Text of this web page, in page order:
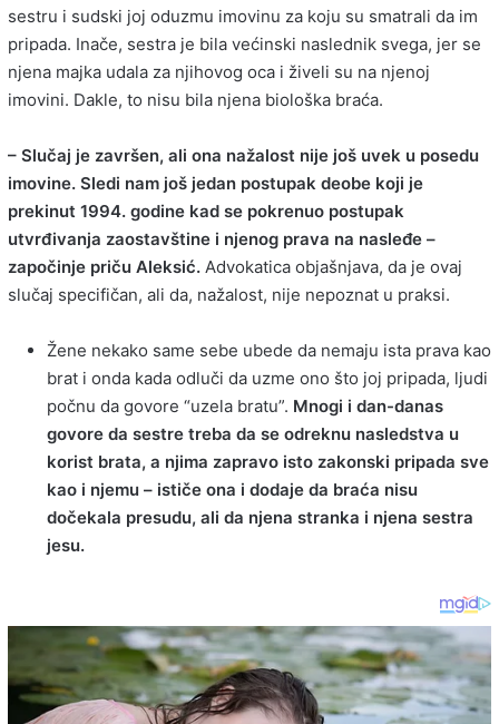
sestru i sudski joj oduzmu imovinu za koju su smatrali da im
pripada. Inače, sestra je bila većinski naslednik svega, jer se
njena majka udala za njihovog oca i živeli su na njenoj
imovini. Dakle, to nisu bila njena biološka braća.
– Slučaj je završen, ali ona nažalost nije još uvek u posedu
imovine. Sledi nam još jedan postupak deobe koji je
prekinut 1994. godine kad se pokrenuo postupak
utvrđivanja zaostavštine i njenog prava na nasleđe –
započinje priču Aleksić. Advokatica objašnjava, da je ovaj
slučaj specifičan, ali da, nažalost, nije nepoznat u praksi.
Žene nekako same sebe ubede da nemaju ista prava kao
brat i onda kada odluči da uzme ono što joj pripada, ljudi
počnu da govore “uzela bratu”. Mnogi i dan-danas
govore da sestre treba da se odreknu nasledstva u
korist brata, a njima zapravo isto zakonski pripada sve
kao i njemu – ističe ona i dodaje da braća nisu
dočekala presudu, ali da njena stranka i njena sestra
jesu.